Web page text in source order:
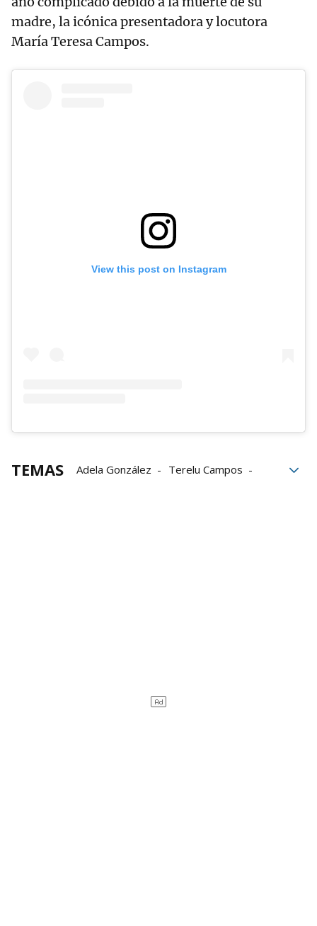
madre, la icónica presentadora y locutora
María Teresa Campos.
View this post on Instagram
TEMAS Adela González
Terelu Campos